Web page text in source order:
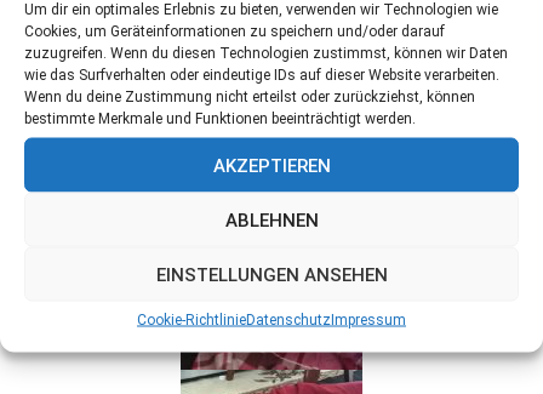
Um dir ein optimales Erlebnis zu bieten, verwenden wir Technologien wie
Cookies, um Geräteinformationen zu speichern und/oder darauf
zuzugreifen. Wenn du diesen Technologien zustimmst, können wir Daten
wie das Surfverhalten oder eindeutige IDs auf dieser Website verarbeiten.
Wenn du deine Zustimmung nicht erteilst oder zurückziehst, können
bestimmte Merkmale und Funktionen beeinträchtigt werden.
AKZEPTIEREN
ABLEHNEN
EINSTELLUNGEN ANSEHEN
Cookie-RichtlinieDatenschutzImpressum